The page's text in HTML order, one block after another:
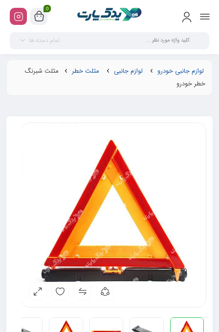
0
تمام دسته ها
لوازم جانبی خودرو لوازم جانبی مثلث خطر
مثلث شبرنگ
خطر خودرو